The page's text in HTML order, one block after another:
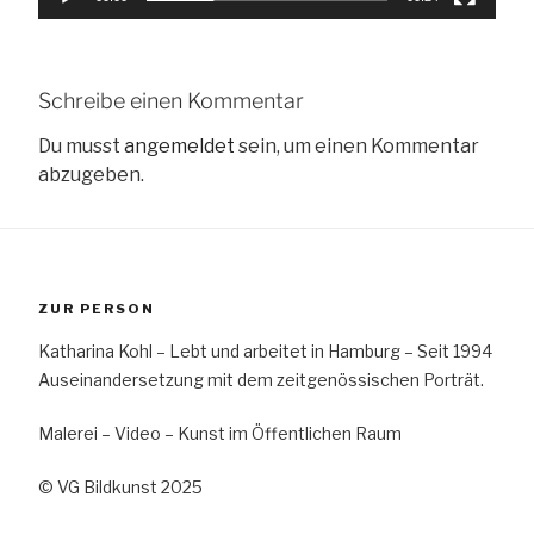
Schreibe einen Kommentar
Du musst angemeldet sein, um einen Kommentar
abzugeben.
ZUR PERSON
Katharina Kohl – Lebt und arbeitet in Hamburg – Seit 1994
Auseinandersetzung mit dem zeitgenössischen Porträt.
Malerei – Video – Kunst im Öffentlichen Raum
© VG Bildkunst 2025